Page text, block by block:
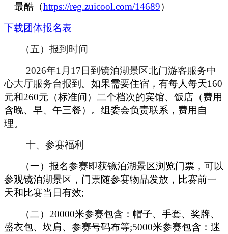
最酷（https://reg.zuicool.com/14689）
下载团体报名表
（五）报到时间
2026年1月17日到镜泊湖景区北门游客服务中
心大厅服务台报到 。如果需要住宿，有每人每天160
元和260元（标准间）二个档次的宾馆、饭店（费用
含晚、早、午三餐）。组委会负责联系，费用自
理。
十、参赛福利
（一）报名参赛即获镜泊湖景区浏览门票，可以
参观镜泊湖景区，门票随参赛物品发放，比赛前一
天和比赛当日有效;
（二）20000米参赛包含：帽子、手套、奖牌、
盛衣包、坎肩、参赛号码布等;5000米参赛包含：迷